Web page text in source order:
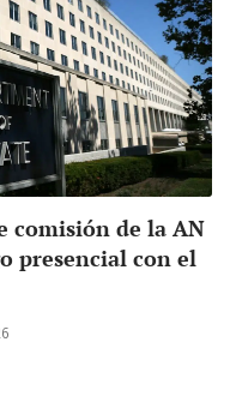
comisión de la AN
presencial con el